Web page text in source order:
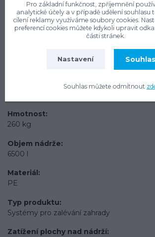
OTTO GRAF
Délka
Hmotnost
260 kg
Objem nádrže
6500 l
Materiál
PE
Typ produktu
Systémy pro zalévání zahrady
Zatížení plochy nad nádrží
Pro základní funkčnost, zpříjemnění
analytické účely a v případě udělení souhlasu
cílení reklamy využíváme soubory cookies.
preferencí cookies můžete kdykoli upravit
části stránek.
Nastavení
Souhlas můžete odmítnout